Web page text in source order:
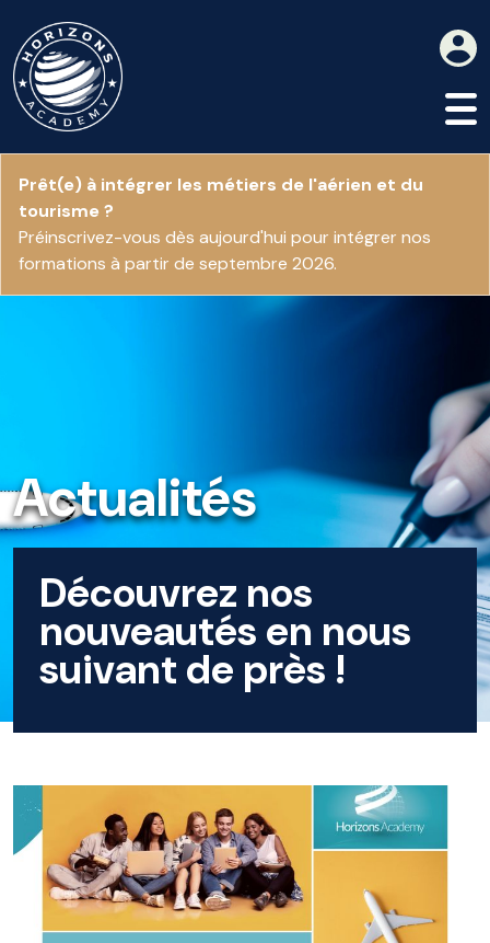
Prêt(e) à intégrer les métiers de l'aérien et du
tourisme ?
Préinscrivez-vous dès aujourd'hui pour intégrer nos
formations à partir de septembre 2026.
Actualités
Découvrez nos
nouveautés en nous
suivant de près !